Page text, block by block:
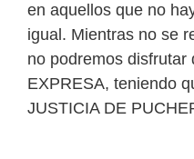
en aquellos que no
igual. Mientras no se
no podremos disfrutar
EXPRESA, teniendo
JUSTICIA DE